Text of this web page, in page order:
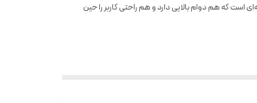
است که هم دوام بالایی دارد و هم راحتی کاربر را حین